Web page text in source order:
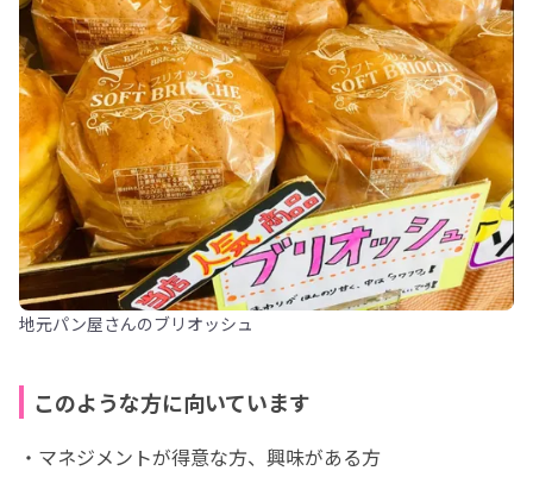
地元パン屋さんのブリオッシュ
このような方に向いています
・マネジメントが得意な方、興味がある方